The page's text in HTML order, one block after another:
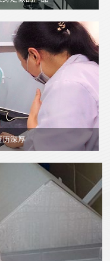
历深厚